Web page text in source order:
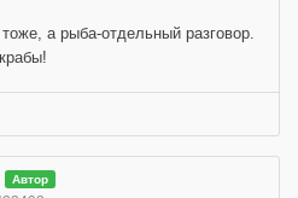
а рыба-отдельный разговор.
Автор